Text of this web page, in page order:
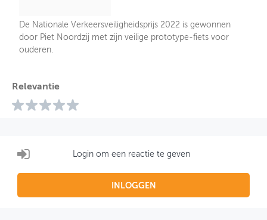
De Nationale Verkeersveiligheidsprijs 2022 is gewonnen
door Piet Noordzij met zijn veilige prototype-fiets voor
ouderen.
Relevantie
Login om een reactie te geven
INLOGGEN